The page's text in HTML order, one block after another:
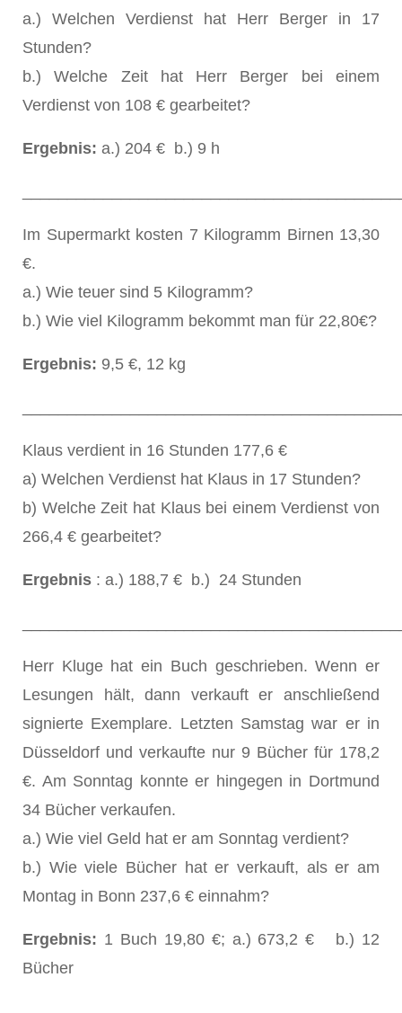
a.) Welchen Verdienst hat Herr Berger in 17
Stunden?
b.) Welche Zeit hat Herr Berger bei einem
Verdienst von 108 € gearbeitet?
Ergebnis: a.) 204 € b.) 9 h
Im Supermarkt kosten 7 Kilogramm Birnen 13,30
€.
a.) Wie teuer sind 5 Kilogramm?
b.) Wie viel Kilogramm bekommt man für 22,80€?
Ergebnis: 9,5 €, 12 kg
Klaus verdient in 16 Stunden 177,6 €
a) Welchen Verdienst hat Klaus in 17 Stunden?
b) Welche Zeit hat Klaus bei einem Verdienst von
266,4 € gearbeitet?
Ergebnis : a.) 188,7 € b.) 24 Stunden
Herr Kluge hat ein Buch geschrieben. Wenn er
Lesungen hält, dann verkauft er anschließend
signierte Exemplare. Letzten Samstag war er in
Düsseldorf und verkaufte nur 9 Bücher für 178,2
€. Am Sonntag konnte er hingegen in Dortmund
34 Bücher verkaufen.
a.) Wie viel Geld hat er am Sonntag verdient?
b.) Wie viele Bücher hat er verkauft, als er am
Montag in Bonn 237,6 € einnahm?
Ergebnis: 1 Buch 19,80 €; a.) 673,2 € b.) 12
Bücher